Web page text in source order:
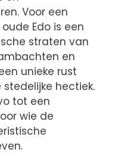
Voor een
Edo is een
straten van
en
unieke rust
hectiek.
tot een
wie de